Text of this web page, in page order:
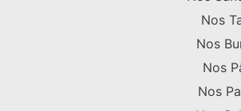
Nos
Nos
Nos
Nos